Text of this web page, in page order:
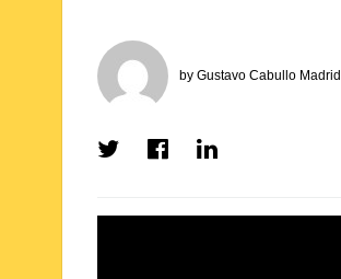
byGustavo Cabullo Madrid
ShareShareShare